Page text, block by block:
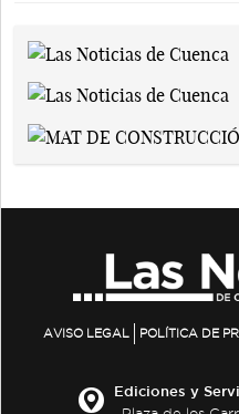
AVISO LEGAL POLÍTICA DE
Ediciones y